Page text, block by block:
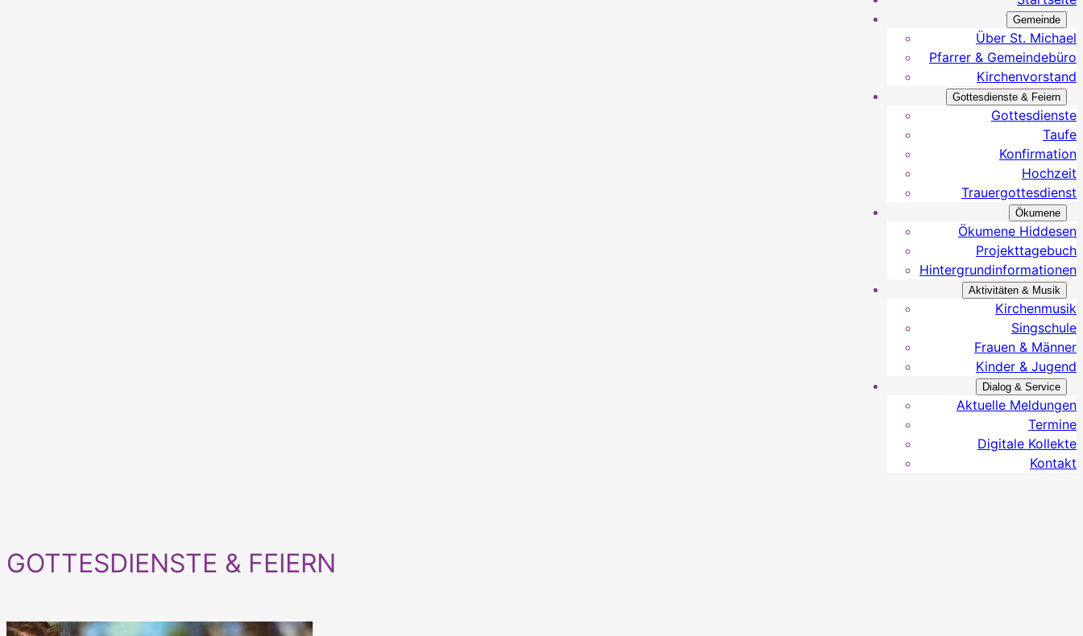
Gemeinde
Über St. Michael
Pfarrer & Gemeindebüro
Kirchenvorstand
Gottesdienste & Feiern
Gottesdienste
Taufe
Konfirmation
Hochzeit
Trauergottesdienst
Ökumene
Ökumene Hiddesen
Projekttagebuch
Hintergrundinformationen
Aktivitäten & Musik
Kirchenmusik
Singschule
Frauen & Männer
Kinder & Jugend
Dialog & Service
Aktuelle Meldungen
Termine
Digitale Kollekte
Kontakt
GOTTESDIENSTE & FEIERN